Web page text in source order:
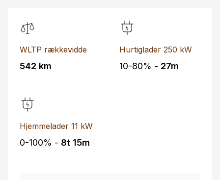
WLTP rækkevidde
542 km
Hurtiglader 250 kW
10-80% - 27m
Hjemmelader 11 kW
0-100% - 8t 15m